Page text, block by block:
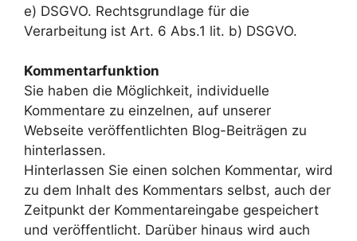
e) DSGVO. Rechtsgrundlage für die
Verarbeitung ist Art. 6 Abs.1 lit. b) DSGVO.
Kommentarfunktion
Sie haben die Möglichkeit, individuelle
Kommentare zu einzelnen, auf unserer
Webseite veröffentlichten Blog-Beiträgen zu
hinterlassen.
Hinterlassen Sie einen solchen Kommentar, wird
zu dem Inhalt des Kommentars selbst, auch der
Zeitpunkt der Kommentareingabe gespeichert
und veröffentlicht. Darüber hinaus wird auch